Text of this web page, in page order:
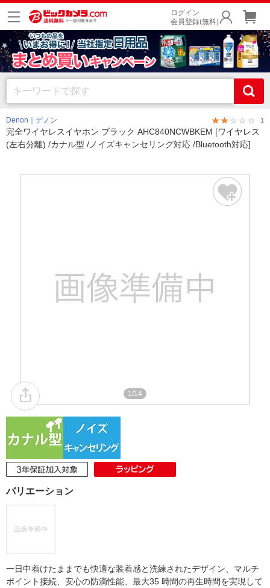
ログイン
会員登録(無料)
Denon｜デノン 1
完全ワイヤレスイヤホン ブラック AHC840NCWBKEM [ワイヤレス
(左右分離) /カナル型 /ノイズキャンセリング対応 /Bluetooth対応]
1/14
バリエーション
一日中着けたままでも快適な装着感と洗練されたデザイン、マルチ
ポイント接続、安心の防滴性能、最大35 時間の再生時間を実現して